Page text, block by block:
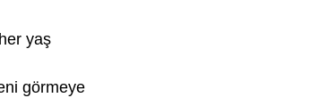
yaş
görmeye